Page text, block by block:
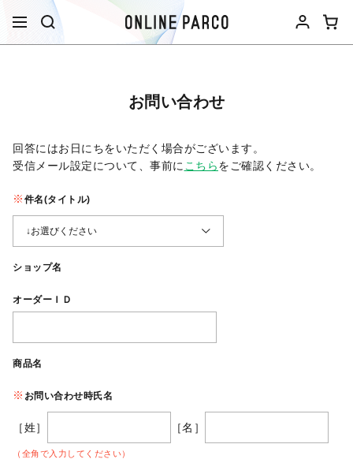
お問い合わせ
回答にはお日にちをいただく場合がございます。
受信メール設定について、事前に こちらをご確認ください。​
件名(タイトル)
ショップ名
オーダーＩＤ
商品名
お問い合わせ時氏名
［姓］ ［名］
（全角で入力してください）